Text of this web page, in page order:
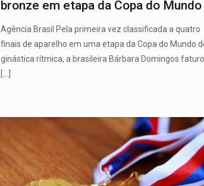
bronze em etapa da Copa do Mundo
Agência Brasil Pela primeira vez classificada a quatro
finais de aparelho em uma etapa da Copa do Mundo
ginástica rítmica, a brasileira Bárbara Domingos